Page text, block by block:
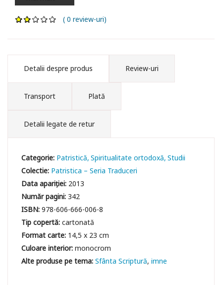
( 0 review-uri)
Detalii despre produs Review-uri
Transport Plată
Detalii legate de retur
Categorie: Patristică Spiritualitate ortodoxă Studii
Colectie: Patristica – Seria Traduceri
Data apariției: 2013
Număr pagini:342
ISBN:978-606-666-006-8
Tip copertă:cartonată
Format carte: 14,5 x 23 cm
Culoare interior:monocrom
Sfânta Scriptură imne